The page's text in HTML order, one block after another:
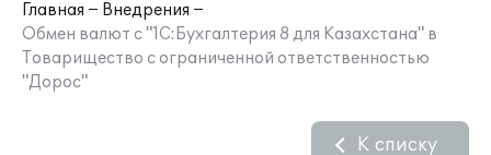
Главная
Внедрения
Обмен валют с "1С:Бухгалтерия 8 для Казахстана" в
Товарищество с ограниченной ответственностью
"Дорос"
К списку